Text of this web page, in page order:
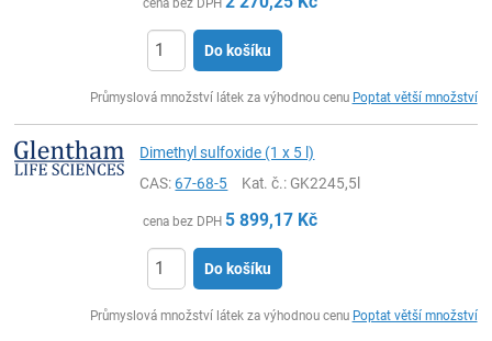
Do košíku
Průmyslová množství látek za výhodnou cenu Poptat větší množství
Dimethyl sulfoxide (1 x 5 l)
CAS:67-68-5 Kat. č.: GK2245,5l
cena bez DPH 5 899,17 Kč
Do košíku
Průmyslová množství látek za výhodnou cenu Poptat větší množství